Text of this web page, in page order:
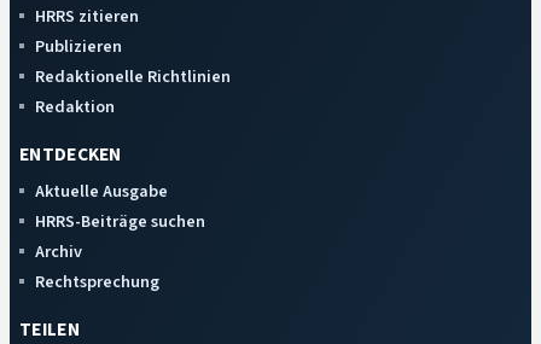
HRRS zitieren
Publizieren
Redaktionelle Richtlinien
Redaktion
ENTDECKEN
Aktuelle Ausgabe
HRRS-Beiträge suchen
Archiv
Rechtsprechung
TEILEN